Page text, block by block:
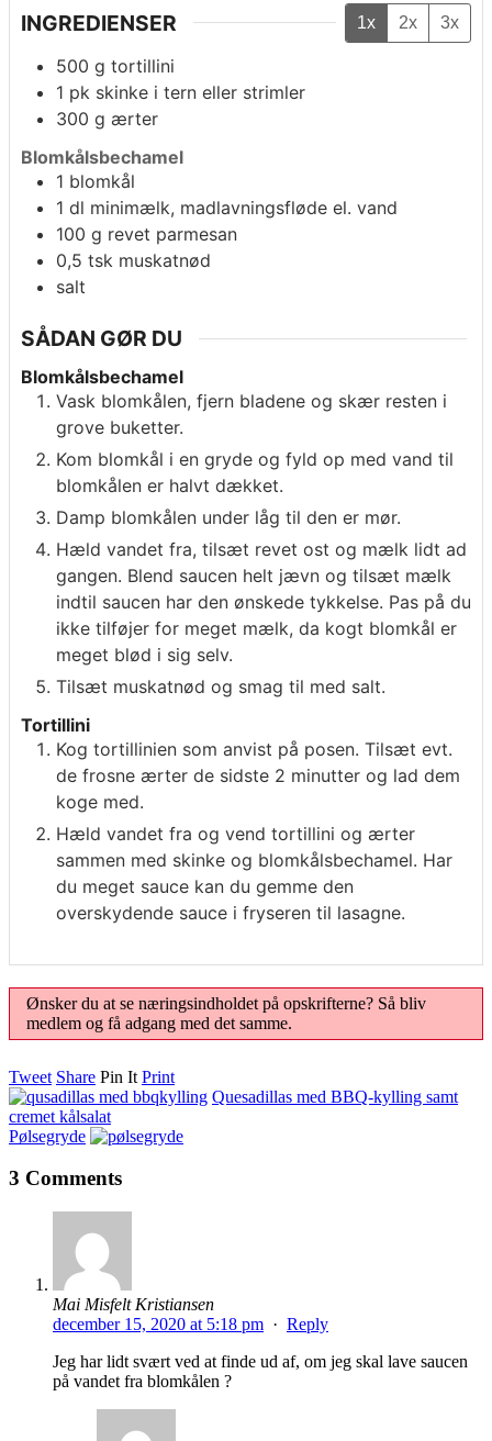
INGREDIENSER 1x 2x 3x
500 g tortillini
1 pk skinke i tern eller strimler
300 g ærter
Blomkålsbechamel
1 blomkål
1 dl minimælk, madlavningsfløde el. vand
100 g revet parmesan
0,5 tsk muskatnød
salt
SÅDAN GØR DU
Blomkålsbechamel
Vask blomkålen, fjern bladene og skær resten i
grove buketter.
Kom blomkål i en gryde og fyld op med vand til
blomkålen er halvt dækket.
Damp blomkålen under låg til den er mør.
Hæld vandet fra, tilsæt revet ost og mælk lidt ad
gangen. Blend saucen helt jævn og tilsæt mælk
indtil saucen har den ønskede tykkelse. Pas på du
ikke tilføjer for meget mælk, da kogt blomkål er
meget blød i sig selv.
Tilsæt muskatnød og smag til med salt.
Tortillini
Kog tortillinien som anvist på posen. Tilsæt evt.
de frosne ærter de sidste 2 minutter og lad dem
koge med.
Hæld vandet fra og vend tortillini og ærter
sammen med skinke og blomkålsbechamel. Har
du meget sauce kan du gemme den
overskydende sauce i fryseren til lasagne.
Ønsker du at se næringsindholdet på opskrifterne? Så bliv
medlem og få adgang med det samme.
Tweet Share Pin It Print
Quesadillas med BBQ-kylling samt
cremet kålsalat
Pølsegryde
3 Comments
Mai Misfelt Kristiansen
december 15, 2020 at 5:18 pm · Reply
Jeg har lidt svært ved at finde ud af, om jeg skal lave saucen
på vandet fra blomkålen ?